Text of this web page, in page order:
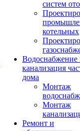
систем
котельных
Водоснабжение
канализация
дома
Монтаж
Монтаж
Ремонт и